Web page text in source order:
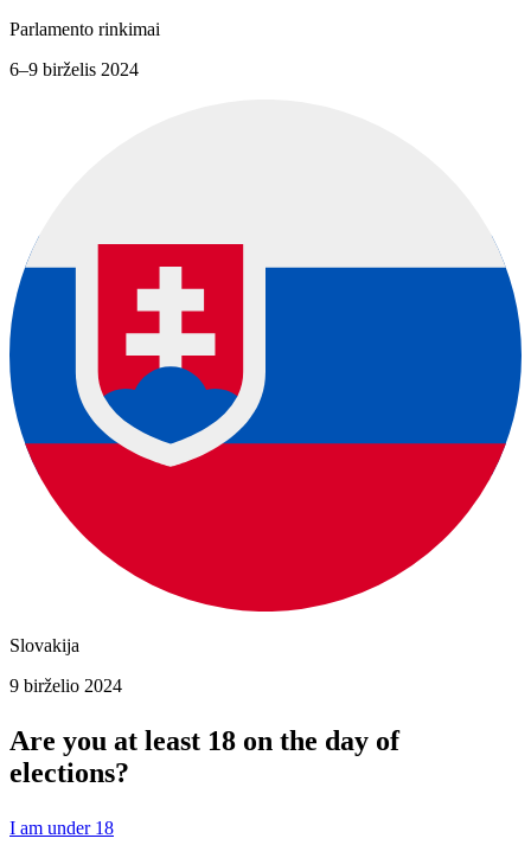
Parlamento rinkimai
6–9 birželis 2024
Slovakija
9 birželio 2024
Are you at least 18 on the day of
elections?
I am under 18